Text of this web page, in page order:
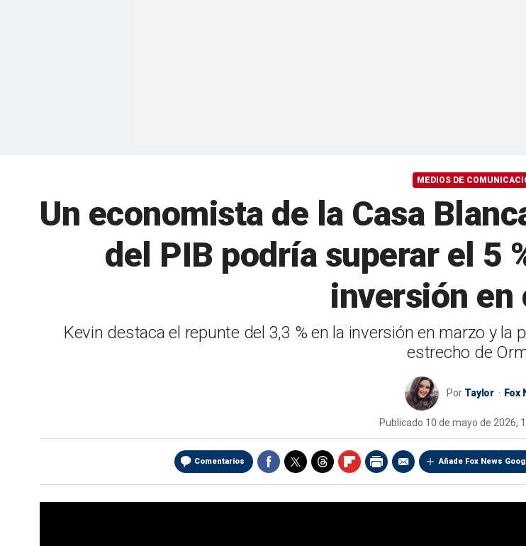
MEDIOS DE
Un economista de la Casa
del PIB podría superar el 5
inversión en
Kevin destaca el repunte del 3,3 % en la inversión en marzo y
estrecho de
Por Taylor Fox
Publicado 10 de mayo de 2026,
Comentarios Añade Fox News